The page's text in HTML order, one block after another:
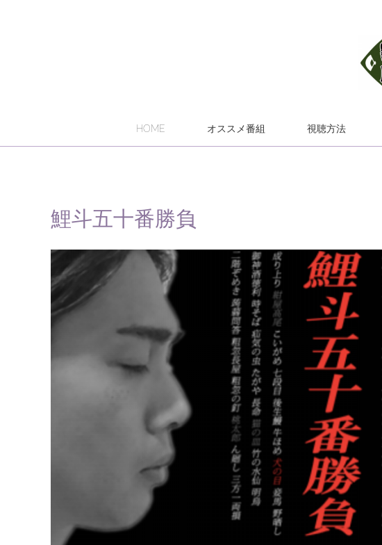
HOME オススメ番組 視聴方法
鯉斗五十番勝負